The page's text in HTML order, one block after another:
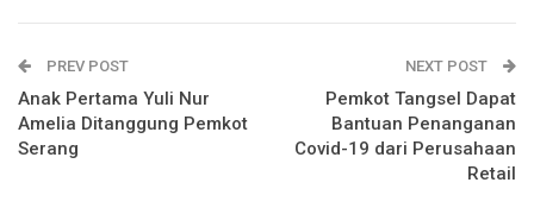
PREV POST
Anak Pertama Yuli Nur
Amelia Ditanggung Pemkot
Serang
NEXT POST
Pemkot Tangsel Dapat
Bantuan Penanganan
Covid-19 dari Perusahaan
Retail